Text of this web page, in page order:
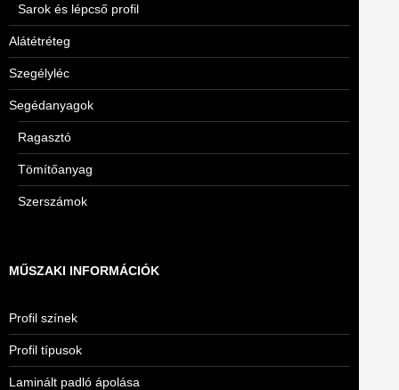
Sarok és lépcső profil
Alátétréteg
Szegélyléc
Segédanyagok
Ragasztó
Tömítőanyag
Szerszámok
MŰSZAKI INFORMÁCIÓK
Profil színek
Profil típusok
Laminált padló ápolása